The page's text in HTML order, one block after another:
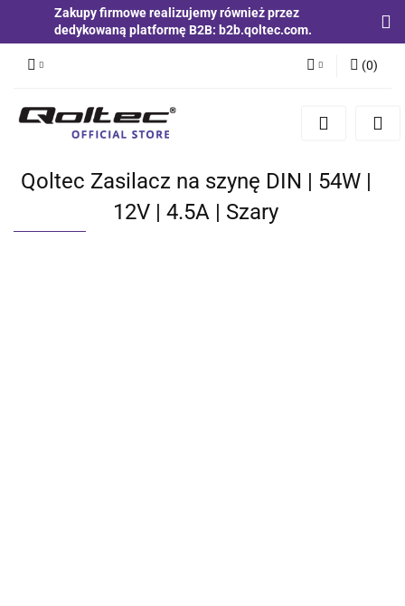
Zakupy firmowe realizujemy również przez
dedykowaną platformę B2B: b2b.qoltec.com.
Zaloguj się
Zgody cookies
(0)
Qoltec Zasilacz na szynę DIN | 54W |
12V | 4.5A | Szary